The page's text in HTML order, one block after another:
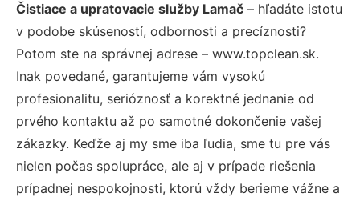
Čistiace a upratovacie služby Lamač – hľadáte istotu
v podobe skúseností, odbornosti a precíznosti?
Potom ste na správnej adrese – www.topclean.sk.
Inak povedané, garantujeme vám vysokú
profesionalitu, serióznosť a korektné jednanie od
prvého kontaktu až po samotné dokončenie vašej
zákazky. Keďže aj my sme iba ľudia, sme tu pre vás
nielen počas spolupráce, ale aj v prípade riešenia
prípadnej nespokojnosti, ktorú vždy berieme vážne a